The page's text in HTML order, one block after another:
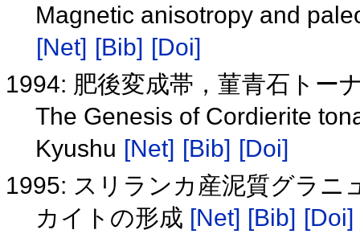
Magnetic anisotropy and
[Net] [Bib] [Doi]
1994: 肥後変成帯，菫青石トー
The Genesis of Cordierite
Kyushu [Net] [Bib] [Doi]
1995: スリランカ産泥質グラ
カイトの形成 [Net] [Bib] [Doi]